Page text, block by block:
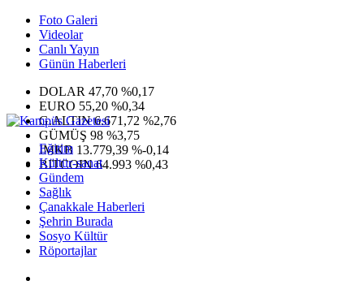
Foto Galeri
Videolar
Canlı Yayın
Günün Haberleri
DOLAR 47,70 %0,17
EURO 55,20 %0,34
G.ALTIN6.671,72 %2,76
GÜMÜŞ 98 %3,75
IMKB 13.779,39 %-0,14
BITCOIN64.993 %0,43
Eğitim
Kültür-sanat
Gündem
Sağlık
Çanakkale Haberleri
Şehrin Burada
Sosyo Kültür
Röportajlar